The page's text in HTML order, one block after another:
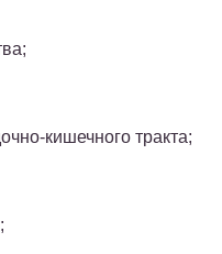
кишечного тракта;